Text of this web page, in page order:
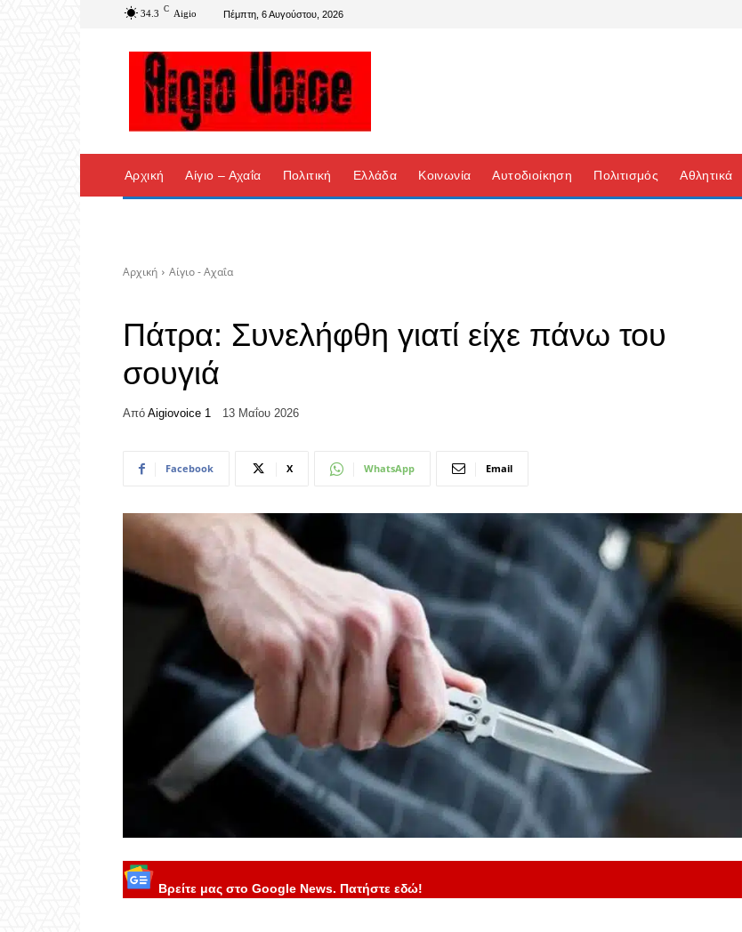
34.3 C Aigio Πέμπτη, 6 Αυγούστου, 2026
Αρχική Αίγιο – Αχαΐα Πολιτική Ελλάδα Κοινωνία Αυτοδιοίκηση Πολιτισμός Αθλητικά
Αρχική Αίγιο - Αχαΐα
Πάτρα: Συνελήφθη γιατί είχε πάνω του
σουγιά
Από Aigiovoice 1 13 Μαΐου 2026
Facebook X WhatsApp Email
Βρείτε μας στο Google News. Πατήστε εδώ!